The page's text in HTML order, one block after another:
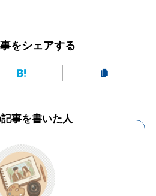
をシェアする
事を書いた人